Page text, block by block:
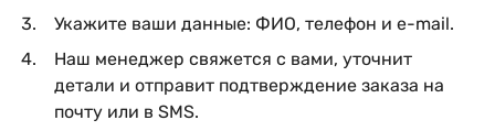
Укажите ваши данные: ФИО, телефон и e-mail.
Наш менеджер свяжется с вами, уточнит
детали и отправит подтверждение заказа на
почту или в SMS.